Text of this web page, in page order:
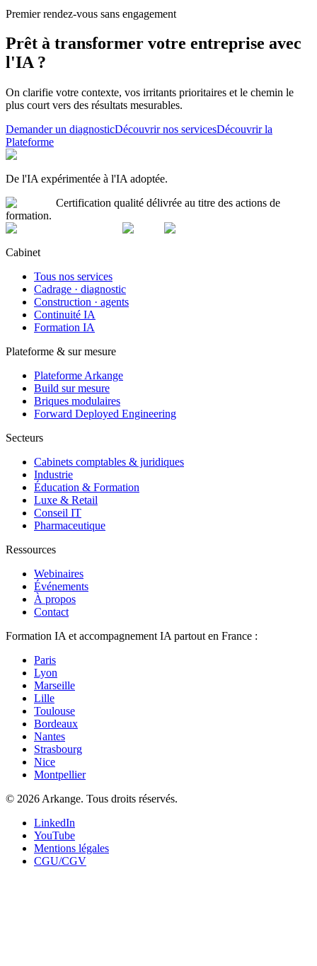
Premier rendez-vous sans engagement
Prêt à transformer votre entreprise avec
l'IA ?
On clarifie votre contexte, vos irritants prioritaires et le chemin le
plus court vers des résultats mesurables.
Demander un diagnosticDécouvrir nos servicesDécouvrir la
Plateforme
De l'IA expérimentée à l'IA adoptée.
Certification qualité délivrée au titre des actions de
formation.
Cabinet
Tous nos services
Cadrage · diagnostic
Construction · agents
Continuité IA
Formation IA
Plateforme & sur mesure
Plateforme Arkange
Build sur mesure
Briques modulaires
Forward Deployed Engineering
Secteurs
Cabinets comptables & juridiques
Industrie
Éducation & Formation
Luxe & Retail
Conseil IT
Pharmaceutique
Ressources
Webinaires
Événements
À propos
Contact
Formation IA et accompagnement IA partout en France :
Paris
Lyon
Marseille
Lille
Toulouse
Bordeaux
Nantes
Strasbourg
Nice
Montpellier
© 2026 Arkange. Tous droits réservés.
LinkedIn
YouTube
Mentions légales
CGU/CGV